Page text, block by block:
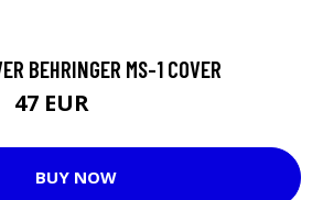
BEHRINGER MS-1 COVER
47 EUR
BUY NOW